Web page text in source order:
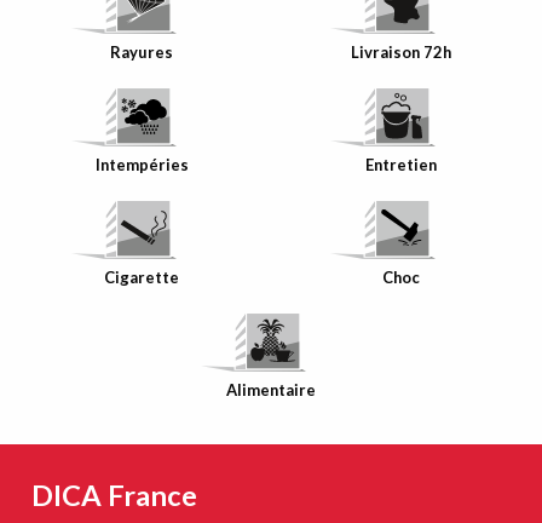
Rayures Livraison 72h
Intempéries Entretien
Cigarette Choc
Alimentaire
DICA France